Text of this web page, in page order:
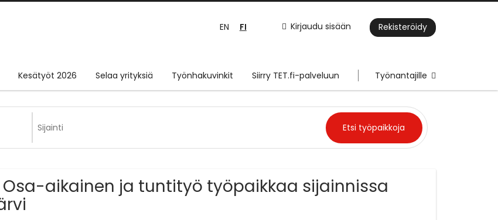
Kirjaudu sisään Rekisteröidy
EN FI
Kesätyöt 2026 Selaa yrityksiä Työnhakuvinkit Siirry TET.fi-palveluun Työnantajille
Osa-aikainen ja tuntityö työpaikkaa sijainnissa